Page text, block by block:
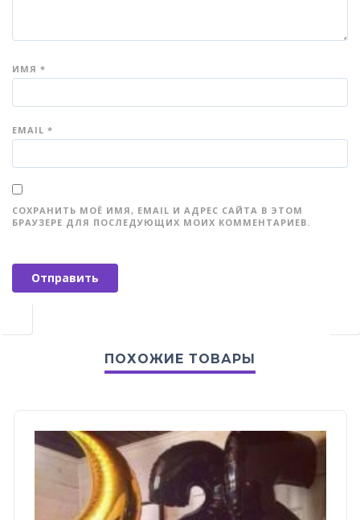
ИМЯ *
EMAIL *
СОХРАНИТЬ МОЁ ИМЯ, EMAIL И АДРЕС САЙТА В ЭТОМ
БРАУЗЕРЕ ДЛЯ ПОСЛЕДУЮЩИХ МОИХ КОММЕНТАРИЕВ.
ПОХОЖИЕ ТОВАРЫ